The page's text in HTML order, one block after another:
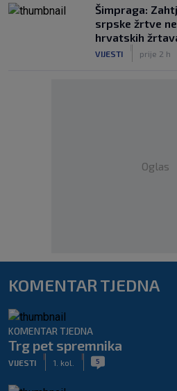
Šimpraga:
srpske žrtve
hrvatskih
VIJESTI prije 2 h
Oglas
KOMENTAR TJEDNA
KOMENTAR TJEDNA
Trg pet spremnika
VIJESTI 1. kol. 5